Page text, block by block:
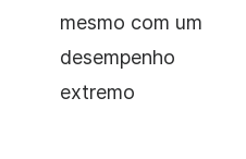
mesmo com um
desempenho
extremo